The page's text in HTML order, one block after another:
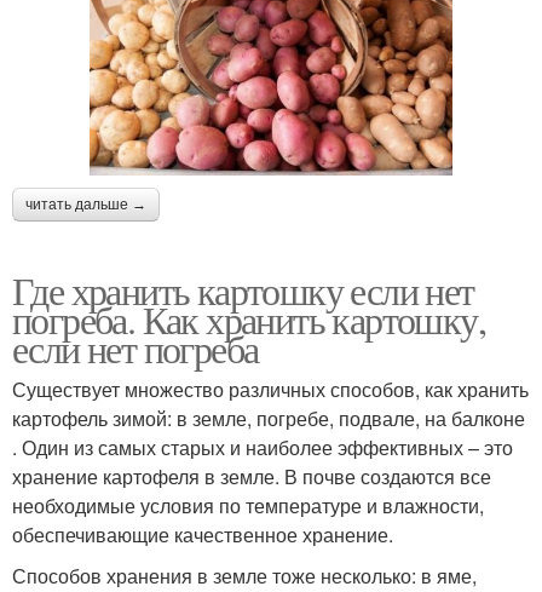
читать дальше →
Где хранить картошку если нет
погреба. Как хранить картошку,
если нет погреба
Существует множество различных способов, как хранить
картофель зимой: в земле, погребе, подвале, на балконе
. Один из самых старых и наиболее эффективных – это
хранение картофеля в земле. В почве создаются все
необходимые условия по температуре и влажности,
обеспечивающие качественное хранение.
Способов хранения в земле тоже несколько: в яме,